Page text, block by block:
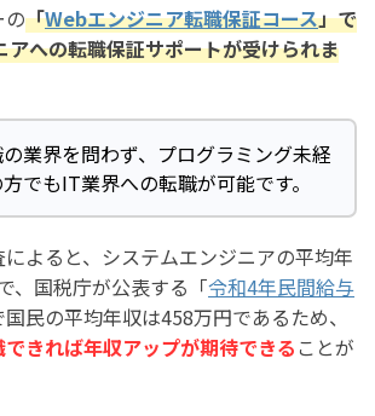
の「Webエンジニア転職保証コース」で
への転職保証サポートが受けられま
業界を問わず、プログラミング未経
でもIT業界への転職が可能です。
よると、システムエンジニアの平均年
、国税庁が公表する「令和4年民間給与
国民の平均年収は458万円であるため、
きれば年収アップが期待できる ことが